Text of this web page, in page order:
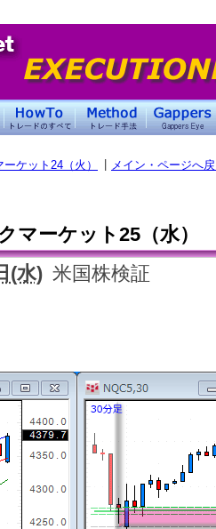
ケット24（火） メイン・ページへ
マーケット25（水）
(水) 米国株検証